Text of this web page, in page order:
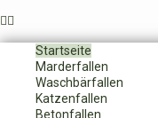
Startseite
Marderfallen
Waschbärfallen
Katzenfallen
Betonfallen